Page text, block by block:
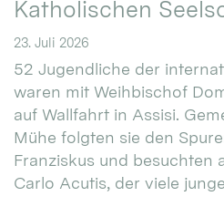
Katholischen
23. Juli 2026
52 Jugendliche der
waren mit Weihbischof
auf Wallfahrt in Assisi.
Mühe folgten sie den
Franziskus und besuchten
Carlo Acutis, der viele